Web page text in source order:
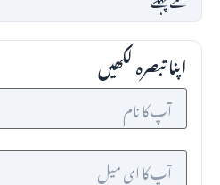
اپنا تبصرہ لکھیں